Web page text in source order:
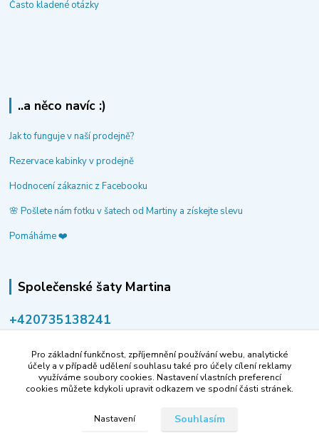
Často kladené otázky
..a něco navíc :)
Jak to funguje v naší prodejně?
Rezervace kabinky v prodejně
Hodnocení zákaznic z Facebooku
🌸 Pošlete nám fotku v šatech od Martiny a získejte slevu
Pomáháme ❤️
Společenské šaty Martina
‭+420735138241
info@spolecenske-saty-martina.cz
Pro základní funkčnost, zpříjemnění používání webu, analytické
účely a v případě udělení souhlasu také pro účely cílení reklamy
využíváme soubory cookies. Nastavení vlastních preferencí
cookies můžete kdykoli upravit odkazem ve spodní části stránek.
Nastavení Souhlasím